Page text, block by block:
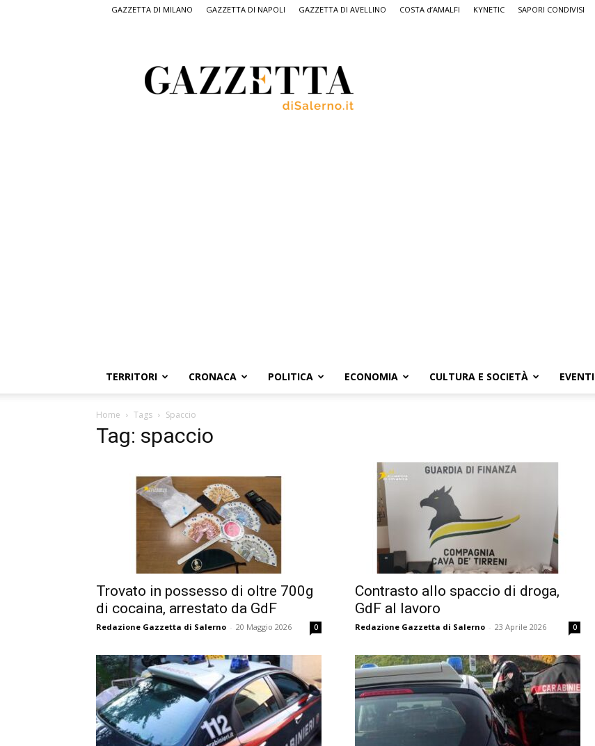
GAZZETTA DI MILANO GAZZETTA DI NAPOLI GAZZETTA DI AVELLINO COSTA d’AMALFI KYNETIC SAPORI CONDIVISI
Salerno,
il
quotidiano
TERRITORI CRONACA POLITICA ECONOMIA CULTURA E SOCIETÀ EVENTI
Home Tags Spaccio
Tag: spaccio
Trovato in possesso di oltre 700g
di cocaina, arrestato da GdF
Redazione Gazzetta di Salerno - 20 Maggio 2026 0
Contrasto allo spaccio di droga,
GdF al lavoro
Redazione Gazzetta di Salerno - 23 Aprile 2026 0